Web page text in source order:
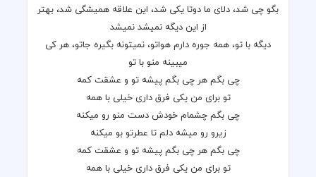
بگو چی شد، دلای ما دوتا یکی شد، این علاقه همیشگی شد، بهتر
از این دیگه نمیشد نمیشد
دیگه با تو، همه جوره دارم هواتو، نمیتونه بگیره جاتو، هر کی
میبینه منو با تو
چی بگم هر چی بگم پیشه تو و عشقت کمه
تو برای من یکی فرق داری خیلی با همه
چی بگم چشمام خودش دست منو رو میکنه
زیرو رو میشه دلم تا عطرتو بو میکنه
چی بگم هر چی بگم پیشه تو و عشقت کمه
تو برای من یکی فرق داری خیلی با همه